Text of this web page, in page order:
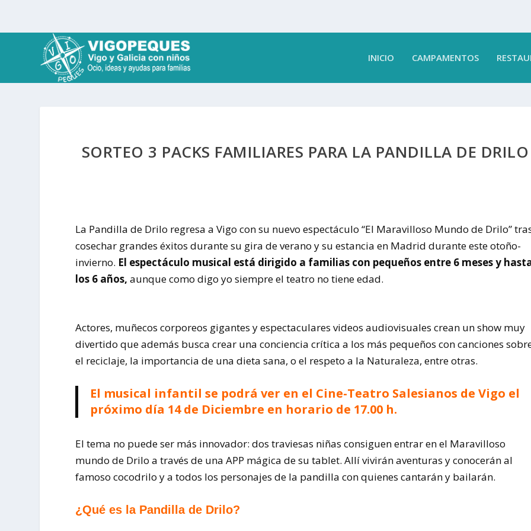
INICIO CAMPAMENTOS
SORTEO 3 PACKS FAMILIARES PARA LA PANDILLA DE DRILO
La Pandilla de Drilo regresa a Vigo con su nuevo espectáculo “El Maravilloso Mundo de Drilo”
cosechar grandes éxitos durante su gira de verano y su estancia en Madrid durante este otoño-
invierno. El espectáculo musical está dirigido a familias con pequeños entre 6 meses y
los 6 años, aunque como digo yo siempre el teatro no tiene edad.
Actores, muñecos corporeos gigantes y espectaculares videos audiovisuales crean un show muy
divertido que además busca crear una conciencia crítica a los más pequeños con canciones
el reciclaje, la importancia de una dieta sana, o el respeto a la Naturaleza, entre otras.
El musical infantil se podrá ver en el Cine-Teatro Salesianos de Vigo el
próximo día 14 de Diciembre en horario de 17.00 h.
El tema no puede ser más innovador: dos traviesas niñas consiguen entrar en el Maravilloso
mundo de Drilo a través de una APP mágica de su tablet. Allí vivirán aventuras y conocerán al
famoso cocodrilo y a todos los personajes de la pandilla con quienes cantarán y bailarán.
¿Qué es la Pandilla de Drilo?